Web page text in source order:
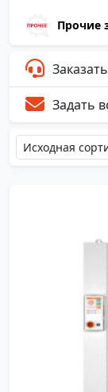
Прочие
Задать